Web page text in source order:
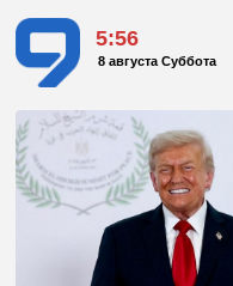
5:56
8 августа Суббота